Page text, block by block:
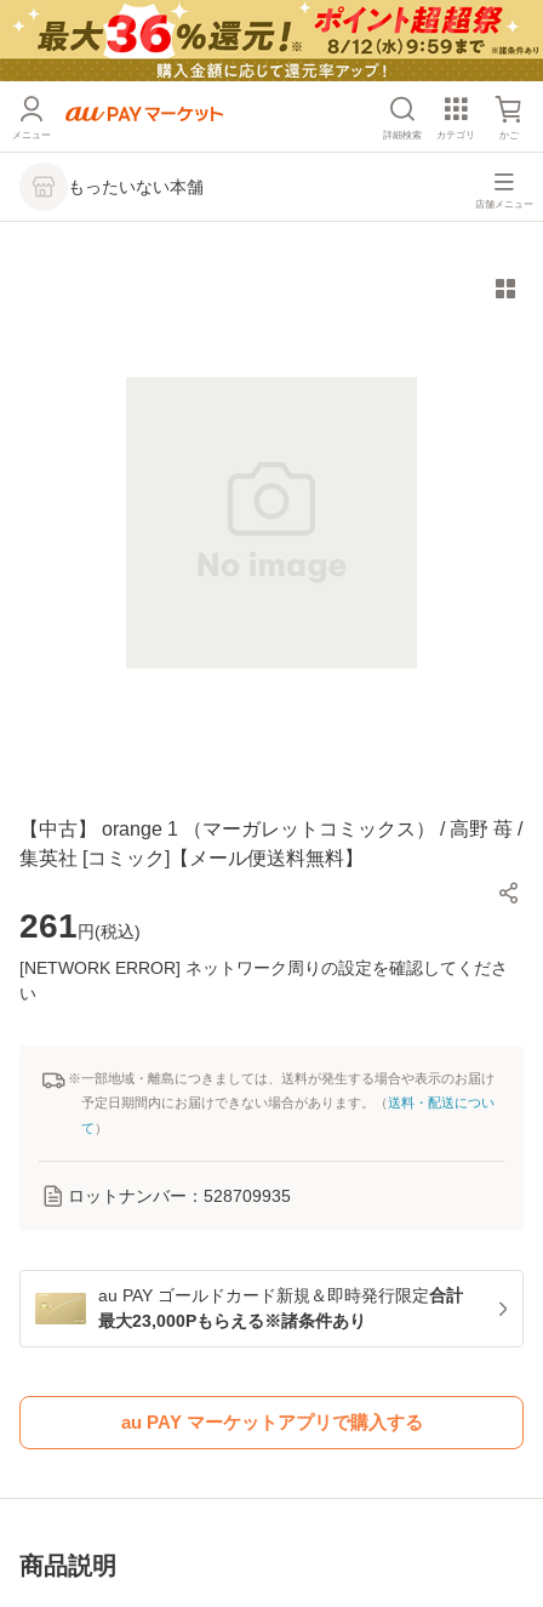
メニュー 詳細検索 カテゴリ かご
もったいない本舗
店舗メニュー
【中古】 orange 1 （マーガレットコミックス） / 高野 苺 /
集英社 [コミック]【メール便送料無料】
261円(税込)
[NETWORK ERROR] ネットワーク周りの設定を確認してくださ
い
※一部地域・離島につきましては、送料が発生する場合や表示のお届け
予定日期間内にお届けできない場合があります。（送料・配送につい
て ）
ロットナンバー： 528709935
au PAY ゴールドカード新規＆即時発行限定合計
最大23,000Pもらえる※諸条件あり
au PAY マーケットアプリで購入する
商品説明